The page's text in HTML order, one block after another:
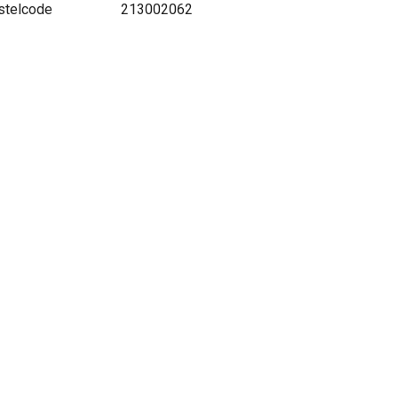
213002062